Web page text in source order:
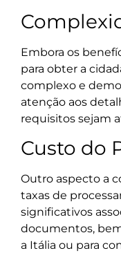
Embora os
para obter a
complexo e
atenção aos
requisitos sejam
Custo do
Outro aspecto a
taxas de
significativos
documentos,
a Itália ou para